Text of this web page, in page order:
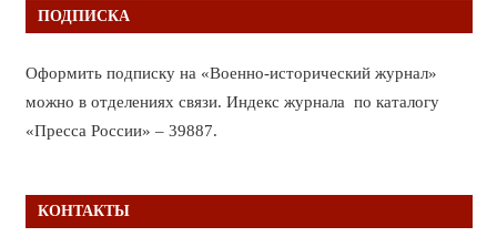
ПОДПИСКА
Оформить подписку на «Военно-исторический журнал»
можно в отделениях связи. Индекс журнала по каталогу
«Пресса России» – 39887.
КОНТАКТЫ